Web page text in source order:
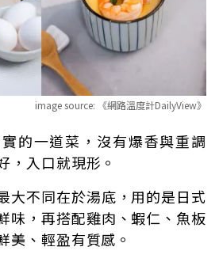
image source: 《網路溫度計DailyView》
的一道菜，沒有爆香與重調
，入口就現形。
大不同在於湯底，用的是日式
味，再搭配雞肉、蝦仁、魚板
美、輕盈有質感。